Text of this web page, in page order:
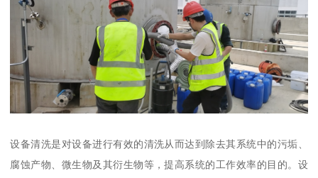
设备清洗是对设备进行有效的清洗从而达到除去其系统中的污垢、
腐蚀产物、微生物及其衍生物等，提高系统的工作效率的目的。设